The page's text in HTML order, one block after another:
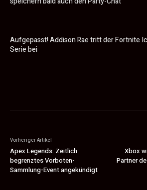
Aufgepasst! Addison Rae tritt der Fortnite
Serie bei
Vorheriger Artikel
Apex Legends: Zeitlich
begrenztes Vorboten-
Sammlung-Event angekündigt
Xbox
Partner